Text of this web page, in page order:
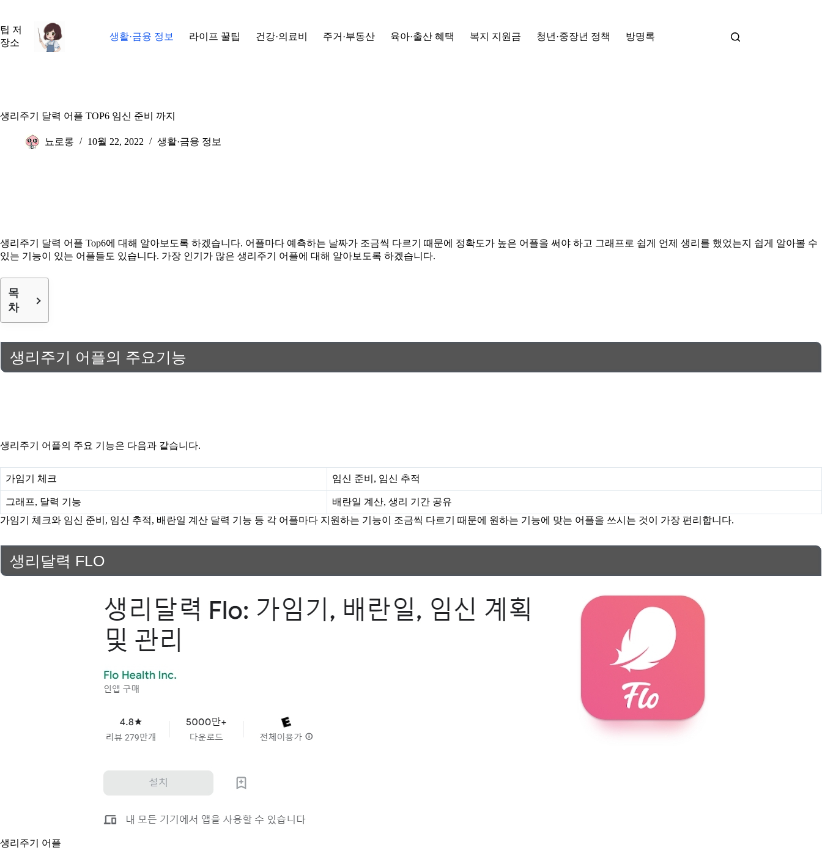
으
로
팁 저
장소
생활·금융 정보 라이프 꿀팁 건강·의료비 주거·부동산 육아·출산 혜택 복지 지원금 청년·중장년 정책 방명록
생리주기 달력 어플 TOP6 임신 준비 까지
뇨로롱 10월 22, 2022 생활·금융 정보
생리주기 달력 어플 Top6에 대해 알아보도록 하겠습니다. 어플마다 예측하는 날짜가 조금씩 다르기 때문에 정확도가 높은 어플을 써야 하고 그래프로 쉽게 언제 생리를 했었는지 쉽게 알아볼 수
있는 기능이 있는 어플들도 있습니다. 가장 인기가 많은 생리주기 어플에 대해 알아보도록 하겠습니다.
목
차
생리주기 어플의 주요기능
생리주기 어플의 주요 기능은 다음과 같습니다.
가임기 체크 임신 준비, 임신 추적
그래프, 달력 기능
배란일 계산, 생리 기간 공유
가임기 체크와 임신 준비, 임신 추적, 배란일 계산 달력 기능 등 각 어플마다 지원하는 기능이 조금씩 다르기 때문에 원하는 기능에 맞는 어플을 쓰시는 것이 가장 편리합니다.
생리달력 FLO
생리주기 어플